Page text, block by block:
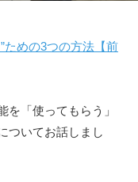
ための3つの方法【前
「使ってもらう」
ついてお話しまし